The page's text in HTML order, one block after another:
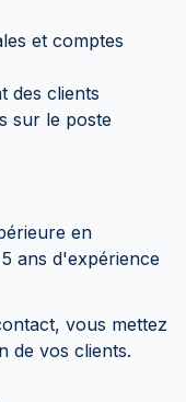
et comptes
des clients
sur le poste
en
ans d'expérience
vous mettez
de vos clients.